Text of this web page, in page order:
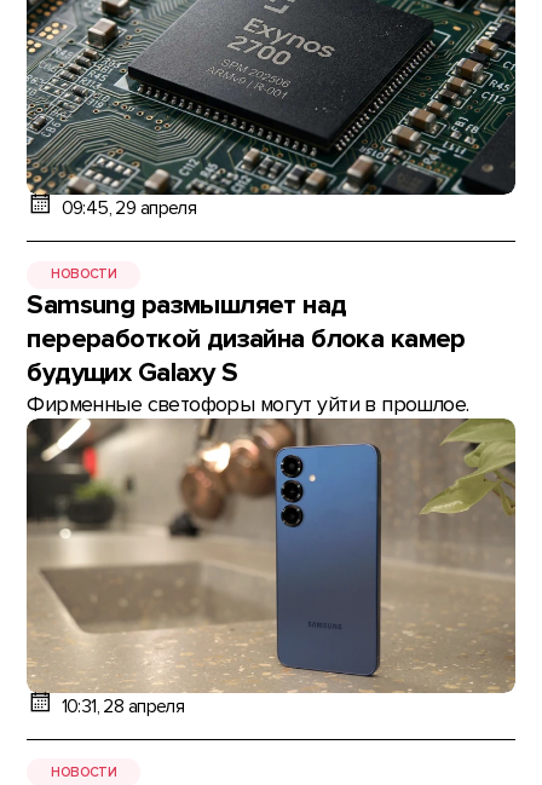
09:45, 29 апреля
НОВОСТИ
Samsung размышляет над
переработкой дизайна блока камер
будущих Galaxy S
Фирменные светофоры могут уйти в прошлое.
10:31, 28 апреля
НОВОСТИ